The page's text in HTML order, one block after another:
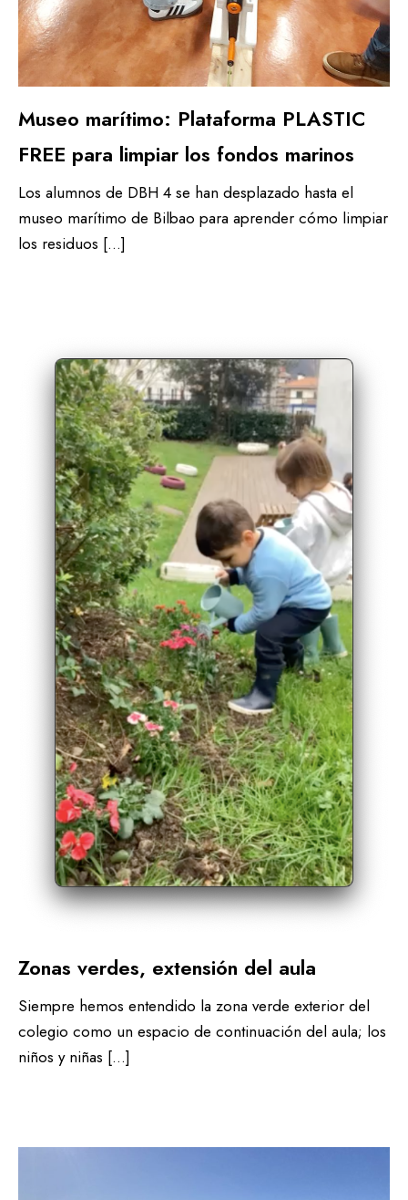
Museo marítimo: Plataforma PLASTIC
FREE para limpiar los fondos marinos
Los alumnos de DBH 4 se han desplazado hasta el
museo marítimo de Bilbao para aprender cómo limpiar
los residuos […]
Zonas verdes, extensión del aula
Siempre hemos entendido la zona verde exterior del
colegio como un espacio de continuación del aula; los
niños y niñas […]